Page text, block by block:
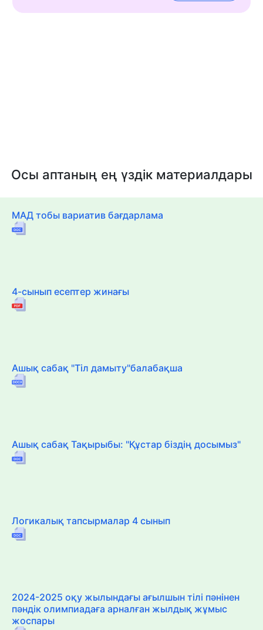
Осы аптаның ең үздік материалдары
МАД тобы вариатив бағдарлама
4-сынып есептер жинағы
Ашық сабақ "Тіл дамыту"балабақша
Ашық сабақ Тақырыбы: "Құстар біздің досымыз"
Логикалық тапсырмалар 4 сынып
2024-2025 оқу жылындағы ағылшын тілі пәнінен
пәндік олимпиадаға арналған жылдық жұмыс
жоспары